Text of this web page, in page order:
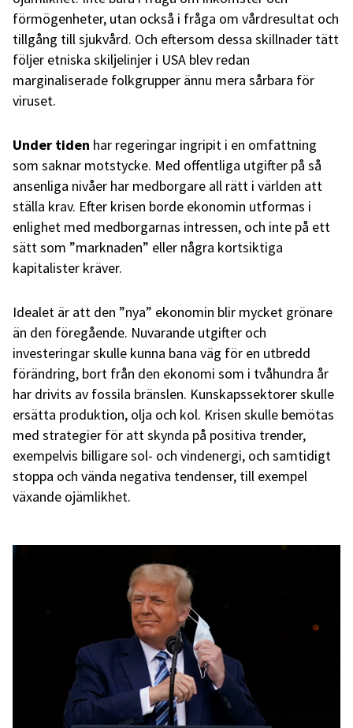
förmögenheter, utan också i fråga om vårdresultat och
tillgång till sjukvård. Och eftersom dessa skillnader tätt
följer etniska skiljelinjer i USA blev redan
marginaliserade folkgrupper ännu mera sårbara för
viruset.
Under tiden har regeringar ingripit i en omfattning
som saknar motstycke. Med offentliga utgifter på så
ansenliga nivåer har medborgare all rätt i världen att
ställa krav. Efter krisen borde ekonomin utformas i
enlighet med medborgarnas intressen, och inte på ett
sätt som ”marknaden” eller några kortsiktiga
kapitalister kräver.
Idealet är att den ”nya” ekonomin blir mycket grönare
än den föregående. Nuvarande utgifter och
investeringar skulle kunna bana väg för en utbredd
förändring, bort från den ekonomi som i tvåhundra år
har drivits av fossila bränslen. Kunskapssektorer skulle
ersätta produktion, olja och kol. Krisen skulle bemötas
med strategier för att skynda på positiva trender,
exempelvis billigare sol- och vindenergi, och samtidigt
stoppa och vända negativa tendenser, till exempel
växande ojämlikhet.